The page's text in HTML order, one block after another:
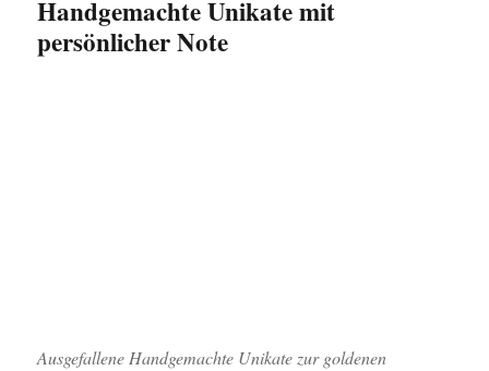
Handgemachte Unikate mit
persönlicher Note
Ausgefallene Handgemachte Unikate zur goldenen